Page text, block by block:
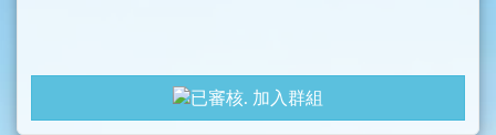
加入群組